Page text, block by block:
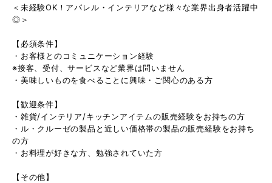
＜未経験OK！アパレル・インテリアなど様々な業界出身者活躍中
◎＞
【必須条件】
・お客様とのコミュニケーション経験
※接客、受付、サービスなど業界は問いません
・美味しいものを食べることに興味・ご関心のある方
【歓迎条件】
・雑貨/インテリア/キッチンアイテムの販売経験をお持ちの方
・ル・クルーゼの製品と近しい価格帯の製品の販売経験をお持ち
の方
・お料理が好きな方、勉強されていた方
【その他】